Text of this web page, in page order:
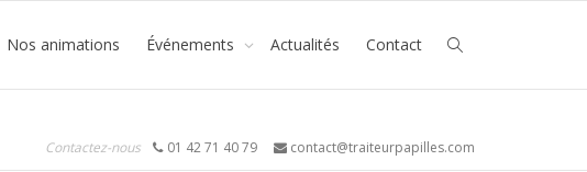
Nos animations Événements Actualités Contact
Contactez-nous 01 42 71 40 79 contact@traiteurpapilles.com